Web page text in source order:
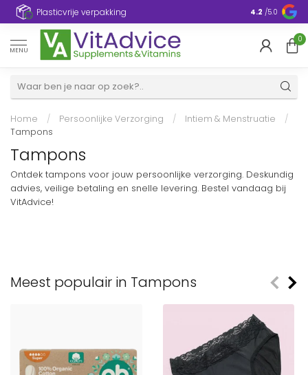
Plasticvrije verpakking 4.2 /5.0
MENU
0
Home / Persoonlijke Verzorging / Intiem & Menstruatie
/
Tampons
Tampons
Ontdek tampons voor jouw persoonlijke verzorging. Deskundig
advies, veilige betaling en snelle levering. Bestel vandaag bij
VitAdvice!
Meest populair in Tampons